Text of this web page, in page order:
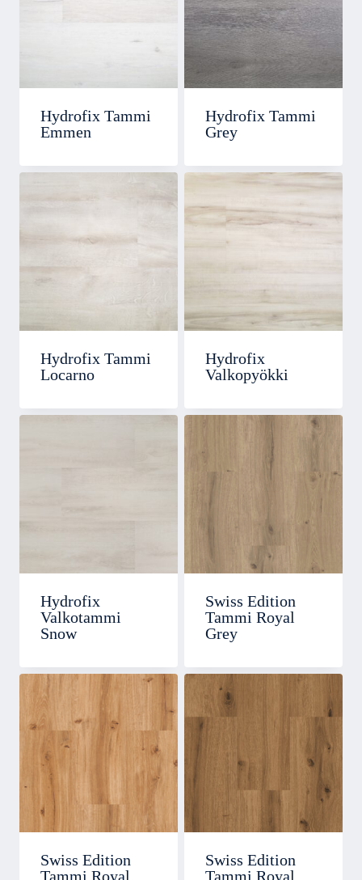
Hydrofix Tammi
Emmen
Hydrofix Tammi
Grey
Hydrofix Tammi
Locarno
Hydrofix
Valkopyökki
Hydrofix
Valkotammi
Snow
Swiss Edition
Tammi Royal
Grey
Swiss Edition
Tammi Royal
Swiss Edition
Tammi Royal